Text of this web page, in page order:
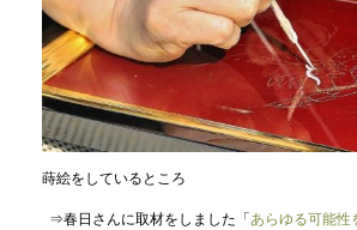
蒔絵をしているところ
⇒春日さんに取材をしました「 あらゆる可能性